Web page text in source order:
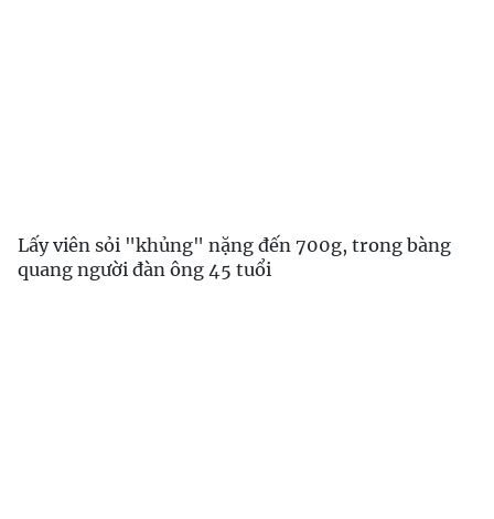
Lấy viên sỏi "khủng" nặng đến 700g, trong bàng
quang người đàn ông 45 tuổi